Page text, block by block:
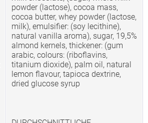
powder (lactose), cocoa mass,
cocoa butter, whey powder (lactose,
milk), emulsifier: (soy lecithine),
natural vanilla aroma), sugar, 19,5%
almond kernels, thickener: (gum
arabic, colours: (riboflavins,
titanium dioxide), palm oil, natural
lemon flavour, tapioca dextrine,
dried glucose syrup